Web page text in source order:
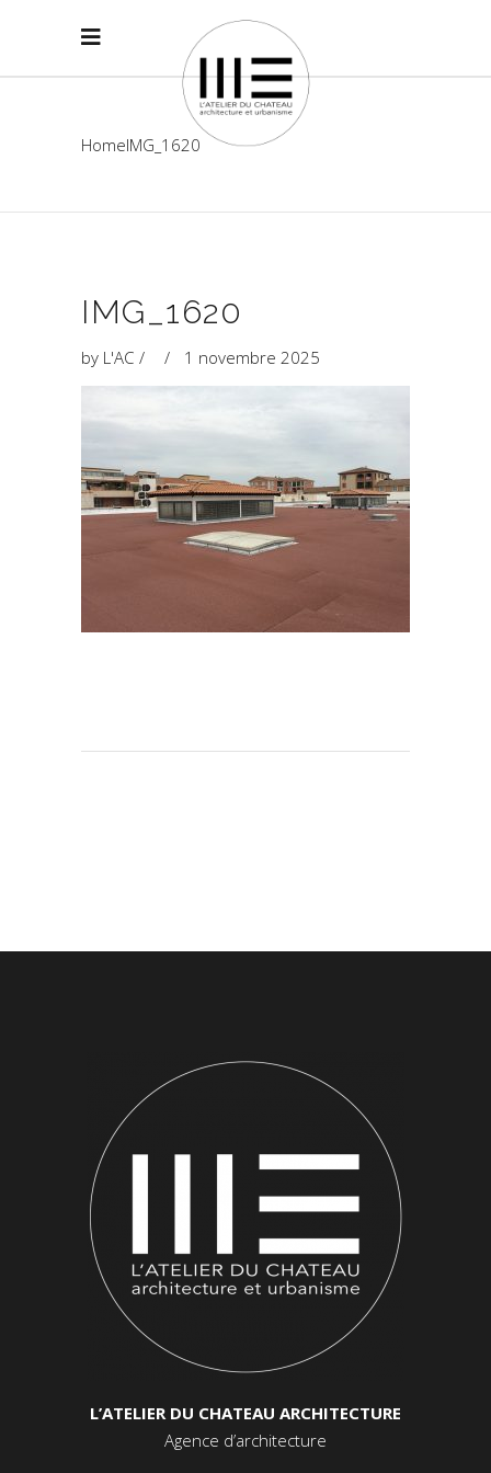
HomeIMG_1620
IMG_1620
by L'AC 1 novembre 2025
L’ATELIER DU CHATEAU ARCHITECTURE
Agence d’architecture